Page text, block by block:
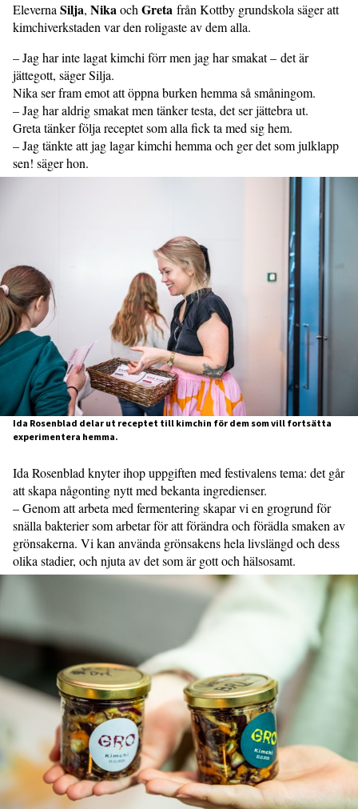
Eleverna Silja, Nikaoch Greta från Kottby grundskola säger att
kimchiverkstaden var den roligaste av dem alla.
– Jag har inte lagat kimchi förr men jag har smakat – det är
jättegott, säger Silja.
Nika ser fram emot att öppna burken hemma så småningom.
– Jag har aldrig smakat men tänker testa, det ser jättebra ut.
Greta tänker följa receptet som alla fick ta med sig hem.
– Jag tänkte att jag lagar kimchi hemma och ger det som julklapp
sen! säger hon.
Ida Rosenblad delar ut receptet till kimchin för dem som vill fortsätta
experimentera hemma.
Ida Rosenblad knyter ihop uppgiften med festivalens tema: det går
att skapa någonting nytt med bekanta ingredienser.
– Genom att arbeta med fermentering skapar vi en grogrund för
snälla bakterier som arbetar för att förändra och förädla smaken av
grönsakerna. Vi kan använda grönsakens hela livslängd och dess
olika stadier, och njuta av det som är gott och hälsosamt.